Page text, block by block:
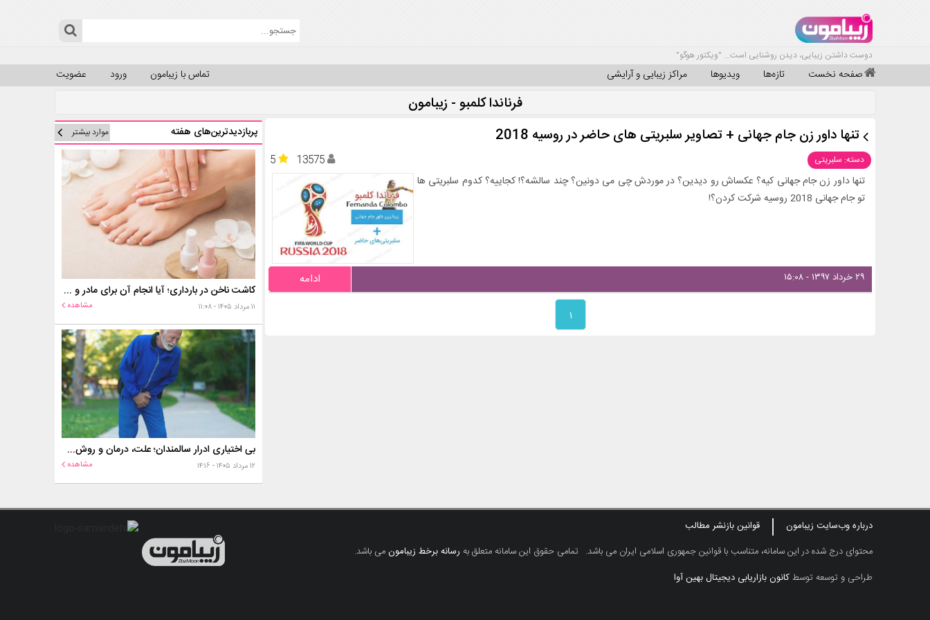
دوست داشتن زیبایی، دیدن روشنایی است... "ویکتور هوگو"
صفحه نخست تازه‌ها ویدیوها مراکز زیبایی و آرایشی عضویت ورود تماس با زیبامون
فرناندا کلمبو - زیبامون
تنها داور زن جام جهانی + تصاویر سلبریتی های حاضر در روسیه 2018
دسته: سلبریتی 5
13575
تنها داور زن جام جهانی کیه؟ عکساش رو دیدین؟ در موردش چی می دونین؟ چند سالشه؟! کجاییه؟ کدوم سلبریتی ها
تو جام جهانی 2018 روسیه شرکت کردن؟!
۲۹ خرداد ۱۳۹۷ - ۱۵:۰۸ ادامه
۱
پربازدیدترین‌های هفته موارد بیشتر
کاشت ناخن در بارداری؛ آیا انجام آن برای مادر و جنین خطر دارد؟
۱۱ مرداد ۱۴۰۵ - ۱۱:۰۸ مشاهده
بی اختیاری ادرار سالمندان؛ علت، درمان و روش‌های کنترل در منزل
۱۲ مرداد ۱۴۰۵ - ۱۴:۱۶ مشاهده
درباره وب‌سایت زیبامون
قوانین بازنشر مطالب
محتوای درج شده در این سامانه، متناسب با قوانین جمهوری اسلامی ایران می باشد. تمامی حقوق این سامانه متعلق به رسانه برخط زیبامونمی باشد.
طراحی و توسعه توسطکانون بازاریابی دیجیتال بهین آوا